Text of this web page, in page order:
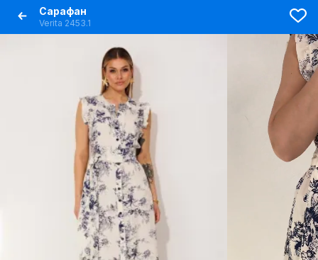
Сарафан
Verita 2453.1